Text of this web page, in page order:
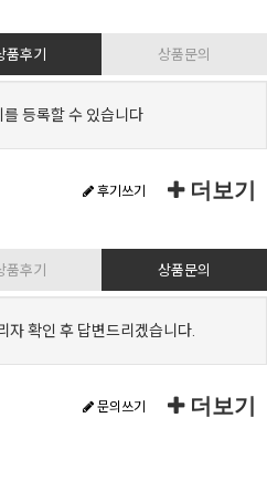
품후기 상품문의
등록할 수 있습니다
후기쓰기 더보기
품후기 상품문의
자 확인 후 답변드리겠습니다.
문의쓰기 더보기